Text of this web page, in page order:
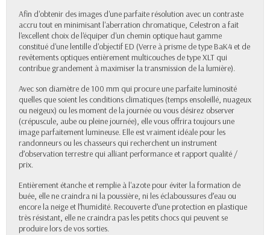
Afin d'obtenir des images d'une parfaite résolution avec un contraste
accru tout en minimisant l'aberration chromatique, Celestron a fait
l'excellent choix de l'équiper d'un chemin optique haut gamme
constitué d'une lentille d'objectif ED (Verre à prisme de type BaK4 et de
revêtements optiques entièrement multicouches de type XLT qui
contribue grandement à maximiser la transmission de la lumière).
Avec son diamètre de 100 mm qui procure une parfaite luminosité
quelles que soient les conditions climatiques (temps ensoleillé, nuageux
ou neigeux) ou les moment de la journée ou vous désirez observer
(crépuscule, aube ou pleine journée), elle vous offrira toujours une
image parfaitement lumineuse. Elle est vraiment idéale pour les
randonneurs ou les chasseurs qui recherchent un instrument
d’observation terrestre qui alliant performance et rapport qualité /
prix.
Entièrement étanche et remplie à l'azote pour éviter la formation de
buée, elle ne craindra ni la poussière, ni les éclaboussures d’eau ou
encore la neige et l’humidité. Recouverte d’une protection en plastique
très résistant, elle ne craindra pas les petits chocs qui peuvent se
produire lors de vos sorties.